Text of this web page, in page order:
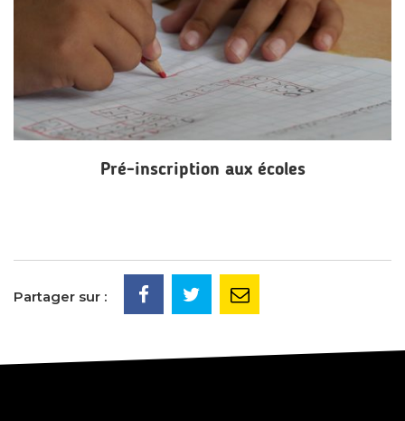
Pré-inscription aux écoles
Partager sur :